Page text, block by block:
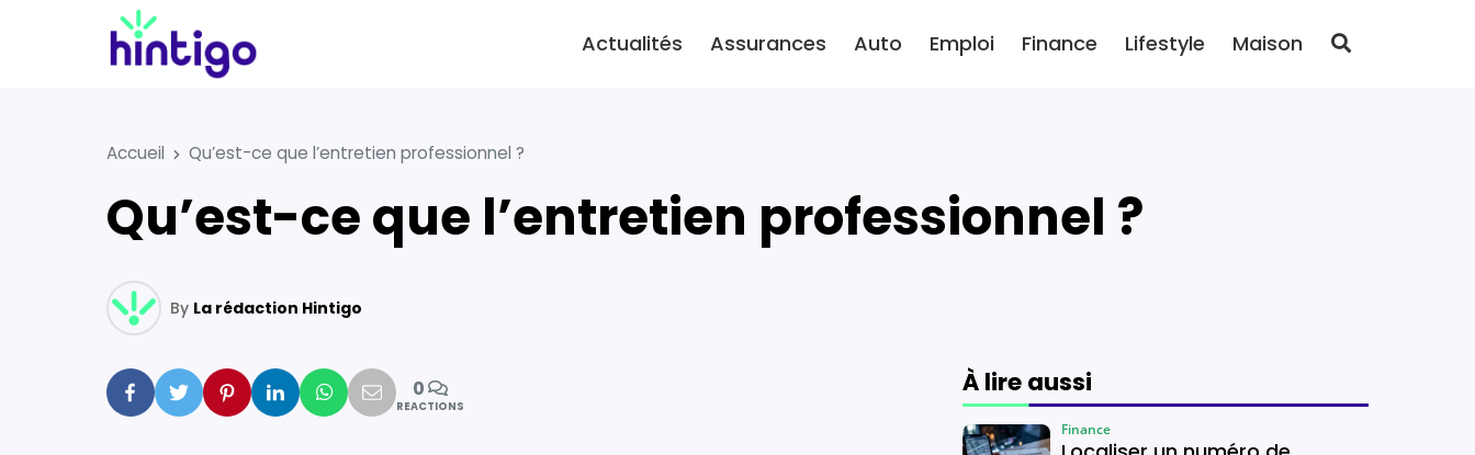
Actualités Assurances Auto Emploi Finance Lifestyle Maison
Accueil Qu’est-ce que l’entretien professionnel ?
Qu’est-ce que l’entretien professionnel ?
By La rédaction Hintigo
Facebook
Twitter PinterestLinkedinWhatsapp
Mail0
REACTIONS
À lire aussi
Finance